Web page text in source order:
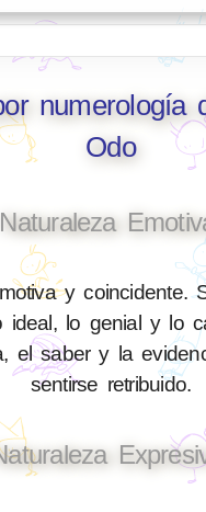
numerología
Odo
Naturaleza
y coincidente.
ideal, lo genial y lo
el saber y la
sentirse retribuido.